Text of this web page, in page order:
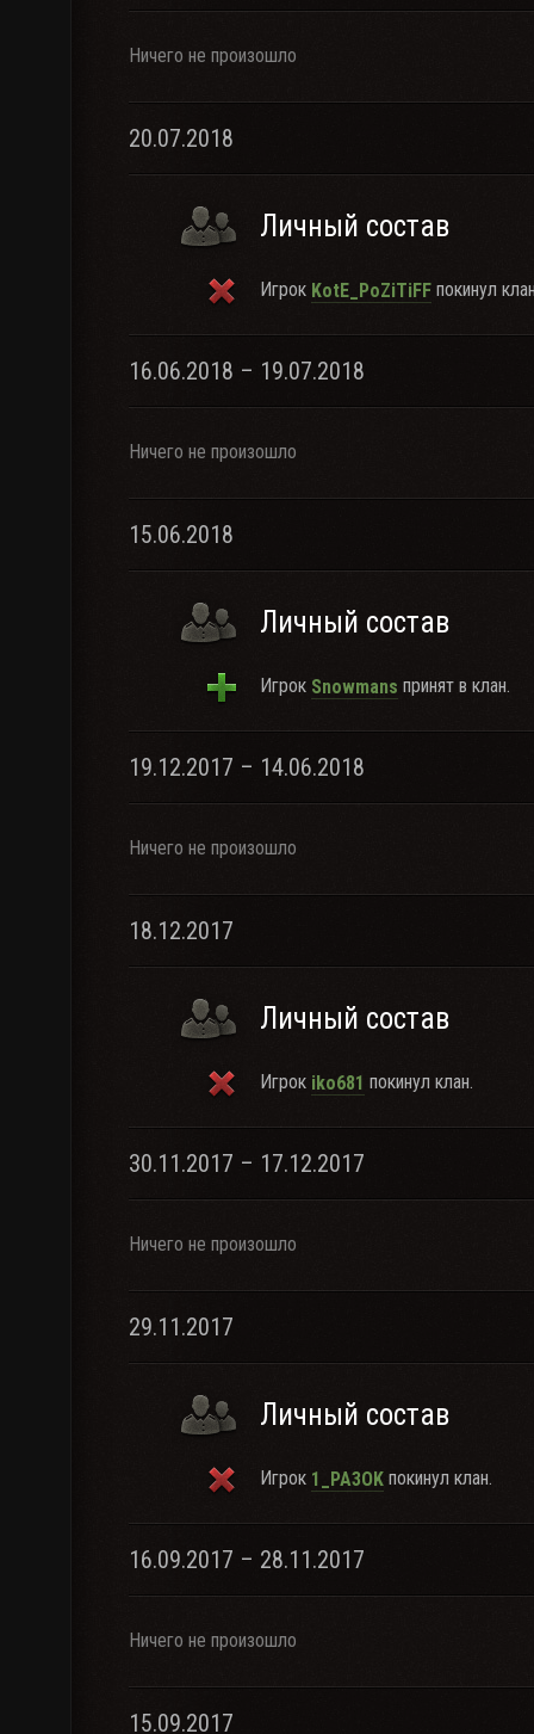
Ничего не произошло
20.07.2018
Личный состав
Игрок KotE_PoZiTiFF покинул
16.06.2018 – 19.07.2018
Ничего не произошло
15.06.2018
Личный состав
Игрок Snowmans принят в клан.
19.12.2017 – 14.06.2018
Ничего не произошло
18.12.2017
Личный состав
Игрок iko681 покинул клан.
30.11.2017 – 17.12.2017
Ничего не произошло
29.11.2017
Личный состав
Игрок 1_PA3OK покинул клан.
16.09.2017 – 28.11.2017
Ничего не произошло
15.09.2017